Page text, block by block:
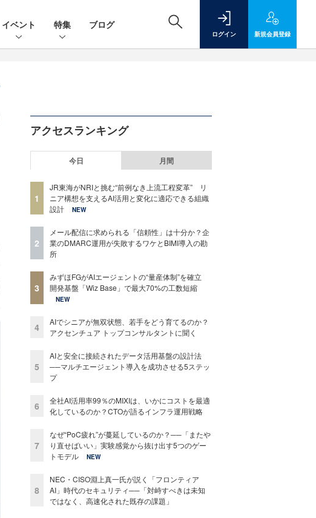
イベント 特集 ブログ
ログイン 新規会員登録
アクセスランキング
今日 月間
1
JR東海がNRIと挑む“前例なき上流工程変革” リ
ニア構想を支えるAI活用と変化に適応できる組織
設計
NEW
2
メール配信に求められる「信頼性」は十分か？企
業のDMARC運用が失敗するワケとBIMI導入の勘
所
3
みずほFGがAIエージェントの“量産体制”を確立
開発基盤「Wiz Base」で最大70%の工数短縮
NEW
4
AIでシニアが無双状態、若手をどう育てるのか？
アクセンチュア トップコンサルタントに聞く
5
AIと安全に接続されたデータ活用基盤の設計法
──マルチエージェント導入を成功させる5ステッ
プ
6
全社AI活用率99％のMIXIは、いかにコストを最適
化しているのか？CTOが語るインフラ運用戦略
7
なぜ“PoC疲れ”が蔓延しているのか？──「またや
り直せばいい」実験感覚から抜け出す5つのゲー
トモデル
NEW
8
NEC・CISO淵上真一氏が説く「フロンティア
AI」時代のセキュリティ──「対峙すべきは未知
ではなく、高速化された既存の課題」